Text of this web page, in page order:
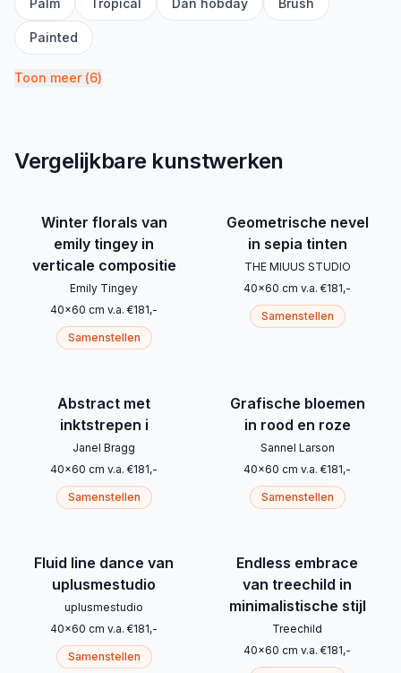
Palm Tropical Dan hobday Brush
Painted
Toon meer(6)
Vergelijkbare kunstwerken
Winter florals van
emily tingey in
verticale compositie
Emily Tingey
40x60 cm v.a. €181,-
Samenstellen
Geometrische nevel
in sepia tinten
THE MIUUS STUDIO
40x60 cm v.a. €181,-
Samenstellen
Abstract met
inktstrepen i
Janel Bragg
40x60 cm v.a. €181,-
Samenstellen
Grafische bloemen
in rood en roze
Sannel Larson
40x60 cm v.a. €181,-
Samenstellen
Fluid line dance van
uplusmestudio
uplusmestudio
40x60 cm v.a. €181,-
Samenstellen
Endless embrace
van treechild in
minimalistische stijl
Treechild
40x60 cm v.a. €181,-